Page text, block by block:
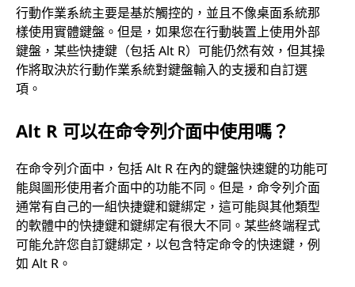
行動作業系統主要是基於觸控的，並且不像桌面系統那
樣使用實體鍵盤。但是，如果您在行動裝置上使用外部
鍵盤，某些快捷鍵（包括 Alt R）可能仍然有效，但其操
作將取決於行動作業系統對鍵盤輸入的支援和自訂選
項。
Alt R 可以在命令列介面中使用嗎？
在命令列介面中，包括 Alt R 在內的鍵盤快速鍵的功能可
能與圖形使用者介面中的功能不同。但是，命令列介面
通常有自己的一組快捷鍵和鍵綁定，這可能與其他類型
的軟體中的快捷鍵和鍵綁定有很大不同。某些終端程式
可能允許您自訂鍵綁定，以包含特定命令的快速鍵，例
如 Alt R。